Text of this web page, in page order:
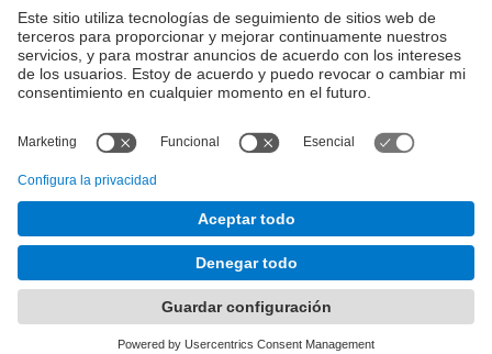
Investigación
Empresa
¿Qué necesitas?
© Facultat d'Informàtica de Barcelona - Universitat Politècnica
de Catalunya - BarcelonaTech